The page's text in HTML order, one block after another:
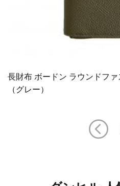
長財布 ボードン ラウンドフ
（グレー）